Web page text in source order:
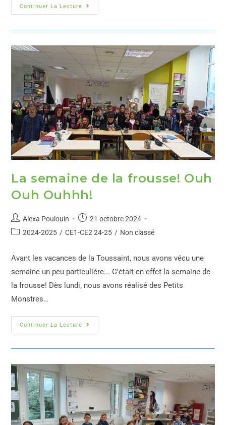
Continuer La Lecture
La semaine de la frousse! Ouh
Ouh Ouhhh!
Alexa Poulouin
21 octobre 2024
2024-2025 / CE1-CE2 24-25 / Non classé
Avant les vacances de la Toussaint, nous avons vécu une
semaine un peu particulière... C'était en effet la semaine de
la frousse! Dès lundi, nous avons réalisé des Petits
Monstres…
Continuer La Lecture